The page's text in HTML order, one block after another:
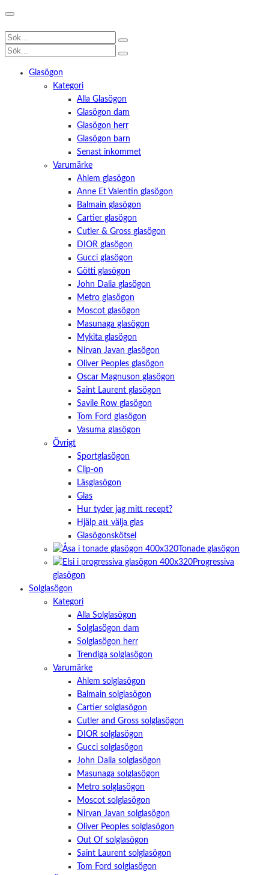
Glasögon
Kategori
Alla Glasögon
Glasögon dam
Glasögon herr
Glasögon barn
Senast inkommet
Varumärke
Ahlem glasögon
Anne Et Valentin glasögon
Balmain glasögon
Cartier glasögon
Cutler & Gross glasögon
DIOR glasögon
Gucci glasögon
Götti glasögon
John Dalia glasögon
Metro glasögon
Moscot glasögon
Masunaga glasögon
Mykita glasögon
Nirvan Javan glasögon
Oliver Peoples glasögon
Oscar Magnuson glasögon
Saint Laurent glasögon
Savile Row glasögon
Tom Ford glasögon
Vasuma glasögon
Övrigt
Sportglasögon
Clip-on
Läsglasögon
Glas
Hur tyder jag mitt recept?
Hjälp att välja glas
Glasögonskötsel
Tonade glasögon
Progressiva
glasögon
Solglasögon
Kategori
Alla Solglasögon
Solglasögon dam
Solglasögon herr
Trendiga solglasögon
Varumärke
Ahlem solglasögon
Balmain solglasögon
Cartier solglasögon
Cutler and Gross solglasögon
DIOR solglasögon
Gucci solglasögon
John Dalia solglasögon
Masunaga solglasögon
Metro solglasögon
Moscot solglasögon
Nirvan Javan solglasögon
Oliver Peoples solglasögon
Out Of solglasögon
Saint Laurent solglasögon
Tom Ford solglasögon